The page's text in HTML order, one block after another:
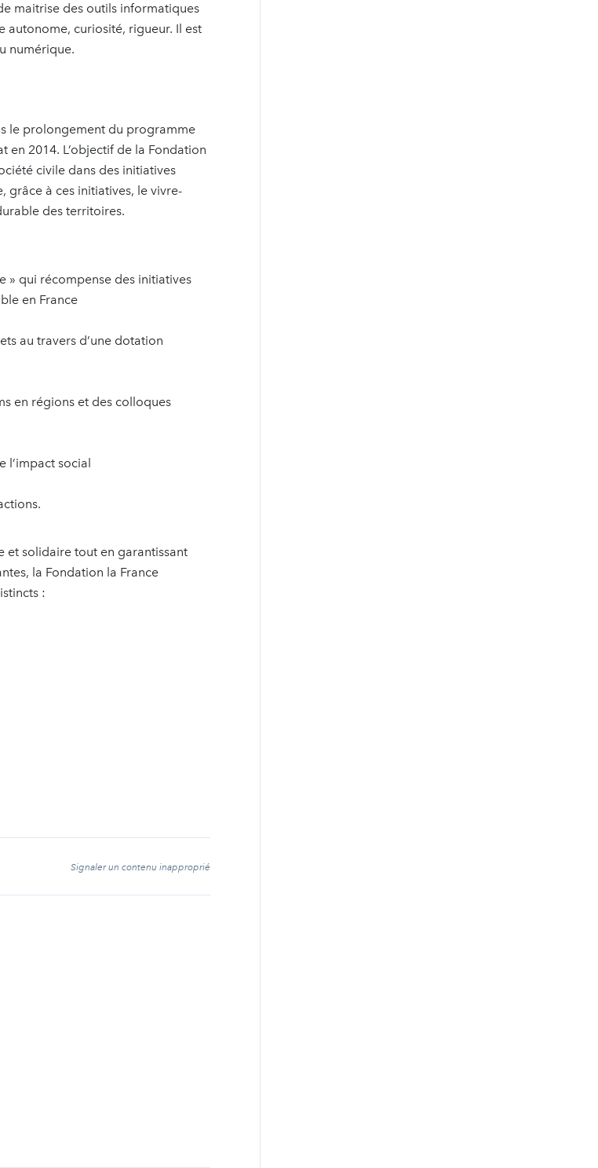
maitrise des outils informatiques
autonome, curiosité, rigueur. Il est
numérique.
le prolongement du programme
en 2014. L’objectif de la Fondation
civile dans des initiatives
grâce à ces initiatives, le vivre-
des territoires.
» qui récompense des initiatives
en France
au travers d’une dotation
en régions et des colloques
l’impact social
et solidaire tout en garantissant
la Fondation la France
:
Signaler un contenu inapproprié